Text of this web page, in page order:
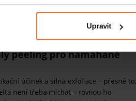
Upravit
peeling pro namáhané
účinek a silná exfoliace – přesně to,
není třeba míchat – rovnou ho